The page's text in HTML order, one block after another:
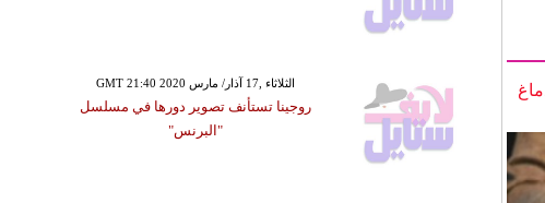
GMT 21:40 2020 الثلاثاء ,17 آذار/ مارس
روجينا تستأنف تصوير دورها في مسلسل
"البرنس"